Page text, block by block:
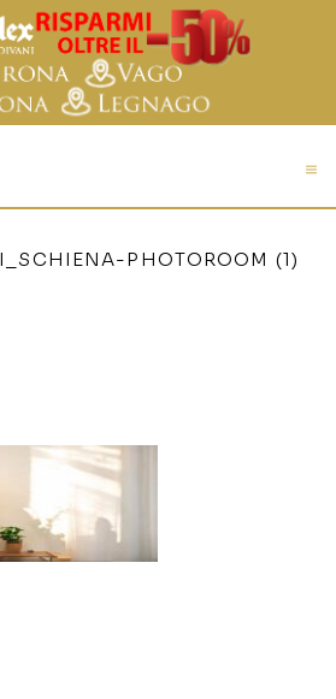
PHOTOROOM (1)